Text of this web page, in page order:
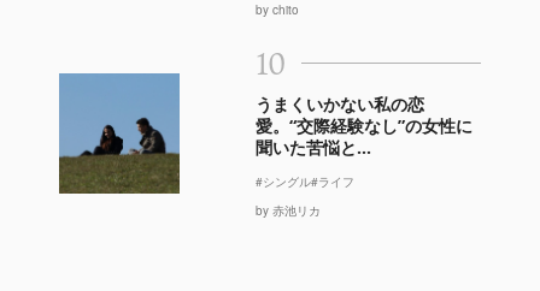
by chito
10
うまくいかない私の恋
愛。“交際経験なし”の女性に
聞いた苦悩と...
#シングル#ライフ
by 赤池リカ